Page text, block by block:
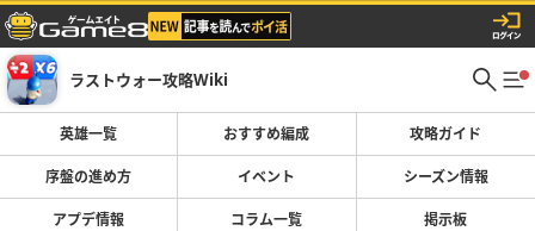
ラストウォー攻略Wiki
英雄一覧 おすすめ編成 攻略ガイド
序盤の進め方 イベント シーズン情報
アプデ情報 コラム一覧 掲示板